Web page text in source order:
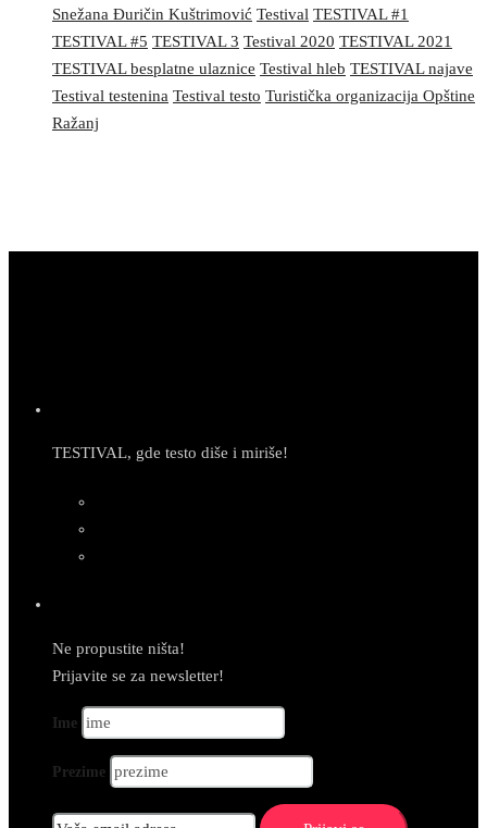
Snežana Đuričin Kuštrimović Testival TESTIVAL #1
TESTIVAL #5 TESTIVAL 3 Testival 2020 TESTIVAL 2021
TESTIVAL besplatne ulaznice Testival hleb TESTIVAL najave
Testival testenina Testival testo Turistička organizacija Opštine
Ražanj
TESTIVAL, gde testo diše i miriše!
Ne propustite ništa!
Prijavite se za newsletter!
Ime
Prezime